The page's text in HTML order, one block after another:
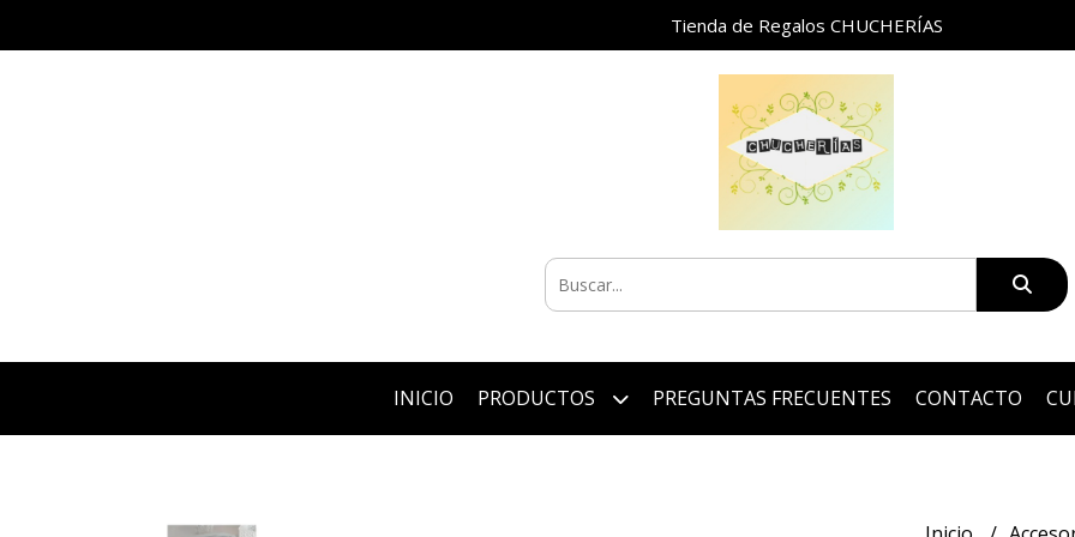
Tienda de Regalos CHUCHERÍAS
INICIO PRODUCTOS PREGUNTAS FRECUENTES CONTACTO